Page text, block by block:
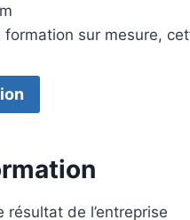
formation sur mesure,
de l’entreprise